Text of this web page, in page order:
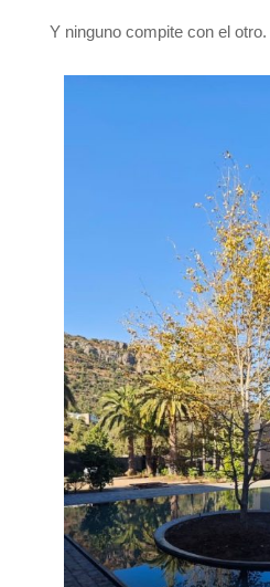
Y ninguno compite con el otro.